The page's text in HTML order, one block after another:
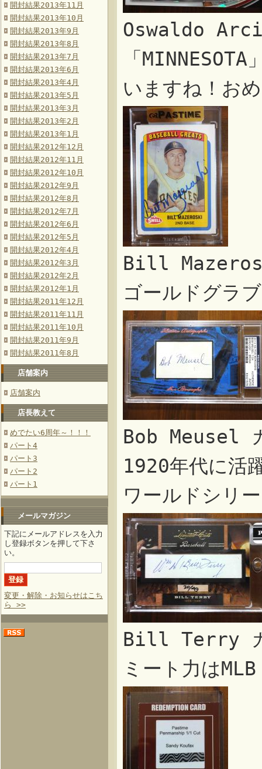
開封結果2013年11月
開封結果2013年10月
開封結果2013年9月
開封結果2013年8月
開封結果2013年7月
開封結果2013年6月
開封結果2013年4月
開封結果2013年5月
開封結果2013年3月
開封結果2013年2月
開封結果2013年1月
開封結果2012年12月
開封結果2012年11月
開封結果2012年10月
開封結果2012年9月
開封結果2012年8月
開封結果2012年7月
開封結果2012年6月
開封結果2012年5月
開封結果2012年4月
開封結果2012年3月
開封結果2012年2月
開封結果2012年1月
開封結果2011年12月
開封結果2011年11月
開封結果2011年10月
開封結果2011年9月
開封結果2011年8月
店舗案内
店舗案内
店長教えて
めでたい6周年～！！！
パート4
パート3
パート2
パート1
メールマガジン
下記にメールアドレスを入力
し登録ボタンを押して下さ
い。
変更・解除・お知らせはこち
ら >>
Oswaldo
「
いますね！お
Bill
ゴールドグラ
Bob Meusel
1920年代に活
ワールドシリ
Bill Terry カ
ミート力は